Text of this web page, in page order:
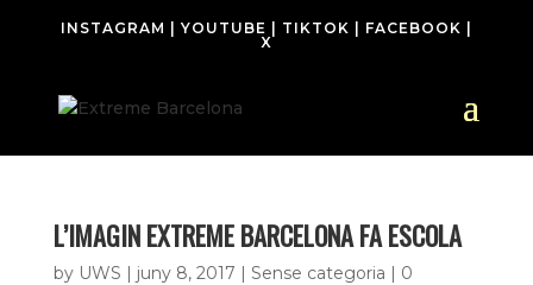
INSTAGRAM YOUTUBE TIKTOK FACEBOOK
X
L’IMAGIN EXTREME BARCELONA FA ESCOLA
by UWS | juny 8, 2017 | Sense categoria | 0